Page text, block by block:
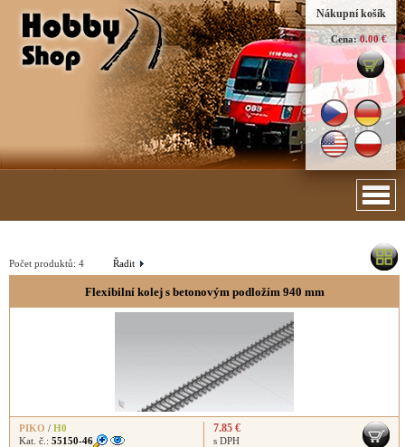
Nákupní košík
Cena: 0.00 €
Řadit
Počet produktů: 4
Flexibilní kolej s betonovým podložím 940 mm
PIKO / H0
Kat. č.: 55150-46
7.85 €
s DPH